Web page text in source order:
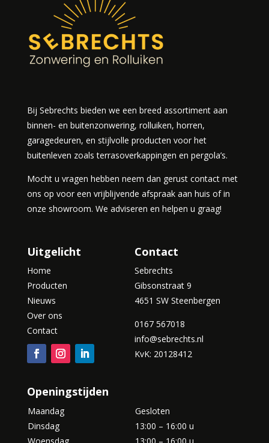
Bij Sebrechts bieden we een breed assortiment aan
binnen- en buitenzonwering, rolluiken, horren,
garagedeuren, en stijlvolle producten voor het
buitenleven zoals terrasoverkappingen en pergola’s.
Mocht u vragen hebben neem dan gerust contact met
ons op voor een vrijblijvende afspraak aan huis of in
onze showroom. We adviseren en helpen u graag!
Uitgelicht
Home
Producten
Nieuws
Over ons
Contact
Contact
Sebrechts
Gibsonstraat 9
4651 SW Steenbergen
0167 567018
info@sebrechts.nl
KvK: 20128412
Openingstijden
Maandag
Dinsdag
Woensdag
Gesloten
13:00 – 16:00 u
13:00 – 16:00 u